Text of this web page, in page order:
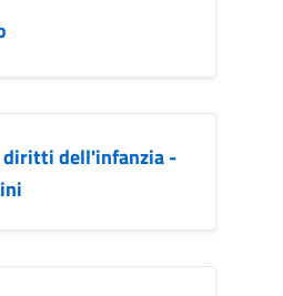
dell'infanzia -